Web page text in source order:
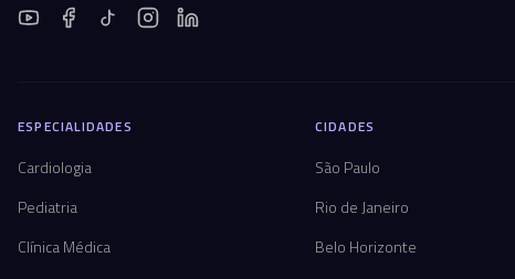
ESPECIALIDADES
Cardiologia
Pediatria
Clínica Médica
CIDADES
São Paulo
Rio de Janeiro
Belo Horizonte